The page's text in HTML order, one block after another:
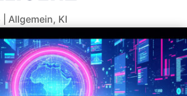
Allgemein, KI